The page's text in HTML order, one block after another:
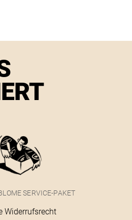
SERVICE-PAKET
Widerrufsrecht